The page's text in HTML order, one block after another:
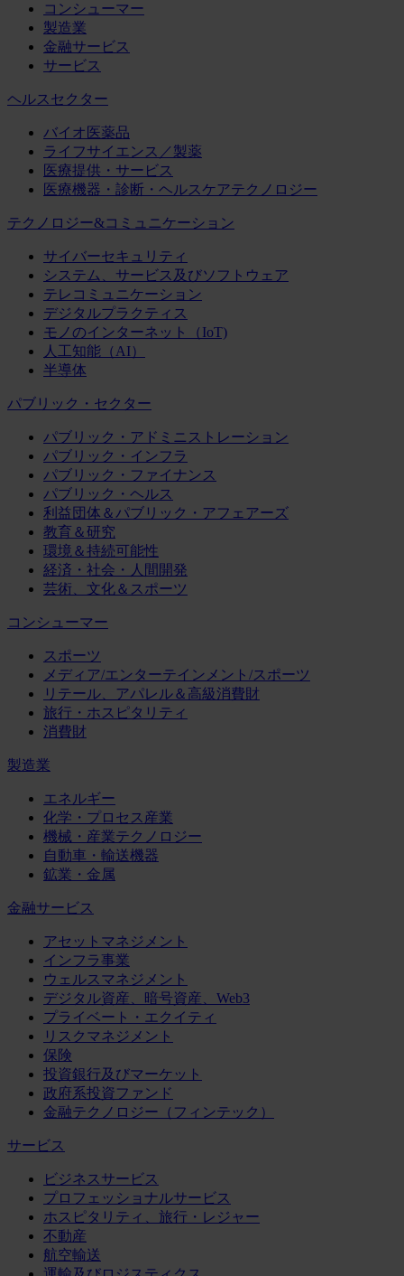
コンシューマー
製造業
金融サービス
サービス
ヘルスセクター
バイオ医薬品
ライフサイエンス／製薬
医療提供・サービス
医療機器・診断・ヘルスケアテクノロジー
テクノロジー&コミュニケーション
サイバーセキュリティ
システム、サービス及びソフトウェア
テレコミュニケーション
デジタルプラクティス
モノのインターネット（IoT)
人工知能（AI）
半導体
パブリック・セクター
パブリック・アドミニストレーション
パブリック・インフラ
パブリック・ファイナンス
パブリック・ヘルス
利益団体＆パブリック・アフェアーズ
教育＆研究
環境＆持続可能性
経済・社会・人間開発
芸術、文化＆スポーツ
コンシューマー
スポーツ
メディア/エンターテインメント/スポーツ
リテール、アパレル＆高級消費財
旅行・ホスピタリティ
消費財
製造業
エネルギー
化学・プロセス産業
機械・産業テクノロジー
自動車・輸送機器
鉱業・金属
金融サービス
アセットマネジメント
インフラ事業
ウェルスマネジメント
デジタル資産、暗号資産、Web3
プライベート・エクイティ
リスクマネジメント
保険
投資銀行及びマーケット
政府系投資ファンド
金融テクノロジー（フィンテック）
サービス
ビジネスサービス
プロフェッショナルサービス
ホスピタリティ、旅行・レジャー
不動産
航空輸送